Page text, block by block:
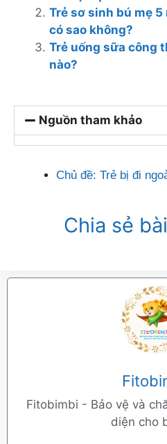
Trẻ sơ sinh bú mẹ
có sao không?
Trẻ uống sữa công
nào?
Nguồn tham khảo
Chủ đề: Trẻ bị đi
Chia sẻ
Fitobimbi - Bảo vệ và
diện cho